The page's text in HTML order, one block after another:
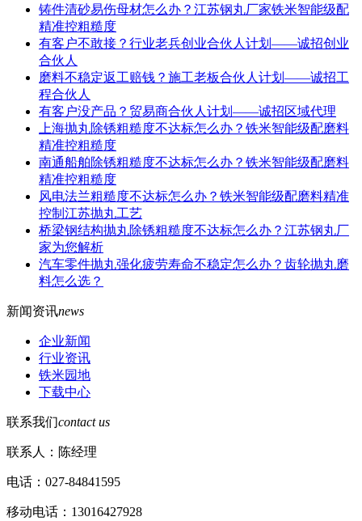
铸件清砂易伤母材怎么办？江苏钢丸厂家铁米智能级配
精准控粗糙度
有客户不敢接？行业老兵创业合伙人计划——诚招创业
合伙人
磨料不稳定返工赔钱？施工老板合伙人计划——诚招工
程合伙人
有客户没产品？贸易商合伙人计划——诚招区域代理
上海抛丸除锈粗糙度不达标怎么办？铁米智能级配磨料
精准控粗糙度
南通船舶除锈粗糙度不达标怎么办？铁米智能级配磨料
精准控粗糙度
风电法兰粗糙度不达标怎么办？铁米智能级配磨料精准
控制江苏抛丸工艺
桥梁钢结构抛丸除锈粗糙度不达标怎么办？江苏钢丸厂
家为您解析
汽车零件抛丸强化疲劳寿命不稳定怎么办？齿轮抛丸磨
料怎么选？
新闻资讯news
企业新闻
行业资讯
铁米园地
下载中心
联系我们contact us
联系人：陈经理
电话：027-84841595
移动电话：13016427928